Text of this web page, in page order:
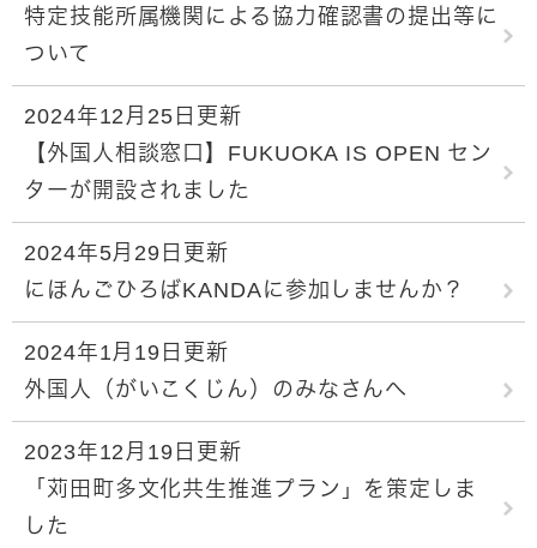
特定技能所属機関による協力確認書の提出等に
ついて
2024年12月25日更新
【外国人相談窓口】FUKUOKA IS OPEN セン
ターが開設されました
2024年5月29日更新
にほんごひろばKANDAに参加しませんか？
2024年1月19日更新
外国人（がいこくじん）のみなさんへ
2023年12月19日更新
「苅田町多文化共生推進プラン」を策定しま
した